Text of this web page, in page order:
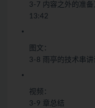
3-7 内容之外的准
13:42
图文：
3-8 雨亭的技术串讲
视频：
3-9 章总结